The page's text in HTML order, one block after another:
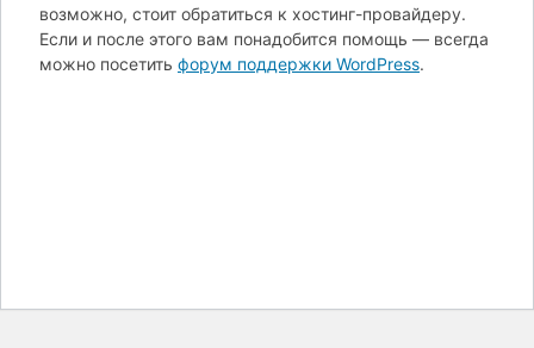
возможно, стоит обратиться к хостинг-провайдеру.
Если и после этого вам понадобится помощь — всегда
можно посетить форум поддержки WordPress.